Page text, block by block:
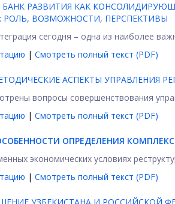
БАНК РАЗВИТИЯ КАК
ВОЗМОЖНОСТИ, ПЕРСПЕКТИВЫ
сегодня – одна из наиболее
| Смотреть полный текст (PDF)
АСПЕКТЫ УПРАВЛЕНИЯ
вопросы совершенствования
| Смотреть полный текст (PDF)
ОПРЕДЕЛЕНИЯ
экономических условиях
| Смотреть полный текст (PDF)